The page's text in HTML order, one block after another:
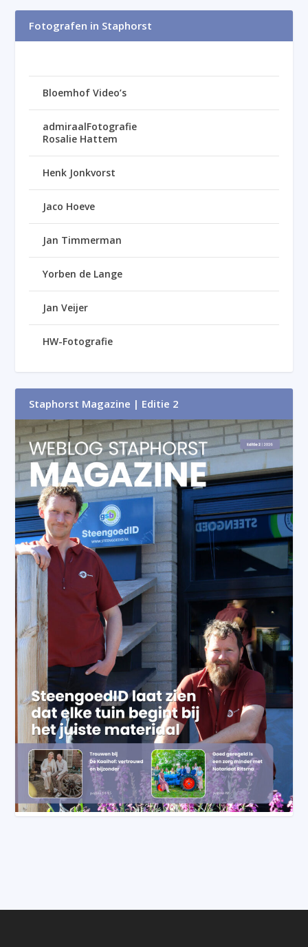
Fotografen in Staphorst
Bloemhof Video’s
admiraalFotografie
Rosalie Hattem
Henk Jonkvorst
Jaco Hoeve
Jan Timmerman
Yorben de Lange
Jan Veijer
HW-Fotografie
Staphorst Magazine | Editie 2